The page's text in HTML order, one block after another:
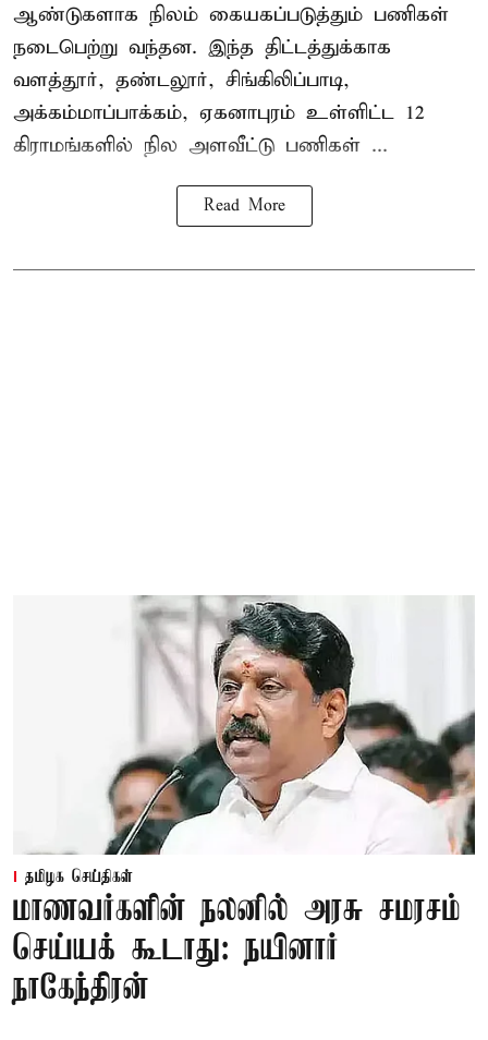
ஆண்டுகளாக நிலம் கையகப்படுத்தும் பணிகள்
நடைபெற்று வந்தன. இந்த திட்டத்துக்காக
வளத்தூர், தண்டலூர், சிங்கிலிப்பாடி,
அக்கம்மாப்பாக்கம், ஏகனாபுரம் உள்ளிட்ட 12
கிராமங்களில் நில அளவீட்டு பணிகள் ...
Read More
தமிழக செய்திகள்
மாணவர்களின் நலனில் அரசு சமரசம்
செய்யக் கூடாது: நயினார்
நாகேந்திரன்